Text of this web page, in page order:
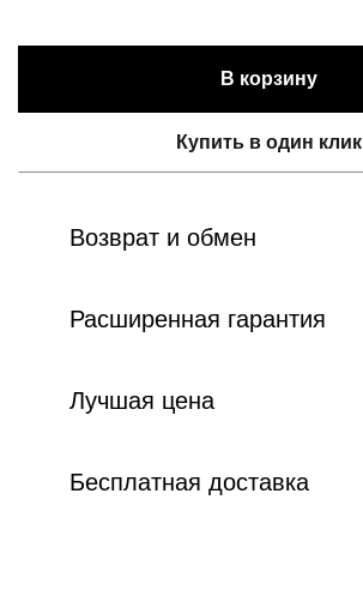
В корзину
Купить в один клик
Возврат и обмен
Расширенная гарантия
Лучшая цена
Бесплатная доставка